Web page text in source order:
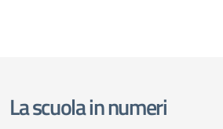
La scuola in numeri